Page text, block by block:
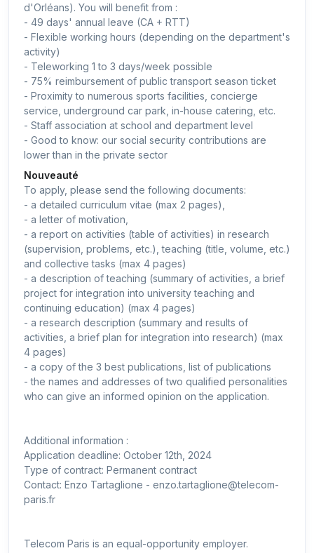
d'Orléans). You will benefit from :
- 49 days' annual leave (CA + RTT)
- Flexible working hours (depending on the department's
activity)
- Teleworking 1 to 3 days/week possible
- 75% reimbursement of public transport season ticket
- Proximity to numerous sports facilities, concierge
service, underground car park, in-house catering, etc.
- Staff association at school and department level
- Good to know: our social security contributions are
lower than in the private sector
Nouveauté
To apply, please send the following documents:
- a detailed curriculum vitae (max 2 pages),
- a letter of motivation,
- a report on activities (table of activities) in research
(supervision, problems, etc.), teaching (title, volume, etc.)
and collective tasks (max 4 pages)
- a description of teaching (summary of activities, a brief
project for integration into university teaching and
continuing education) (max 4 pages)
- a research description (summary and results of
activities, a brief plan for integration into research) (max
4 pages)
- a copy of the 3 best publications, list of publications
- the names and addresses of two qualified personalities
who can give an informed opinion on the application.
Additional information :
Application deadline: October 12th, 2024
Type of contract: Permanent contract
Contact: Enzo Tartaglione - enzo.tartaglione@telecom-
paris.fr
Telecom Paris is an equal-opportunity employer.